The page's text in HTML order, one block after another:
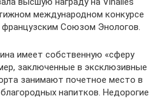
международном конкурсе
французским Союзом Энологов.
имеет собственную «сферу
заключенные в эксклюзивные
занимают почетное место в
напитков. Недорогие